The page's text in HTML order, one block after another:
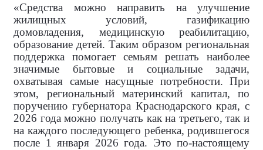
«Средства можно направить на улучшение
жилищных условий, газификацию
домовладения, медицинскую реабилитацию,
образование детей. Таким образом региональная
поддержка помогает семьям решать наиболее
значимые бытовые и социальные задачи,
охватывая самые насущные потребности. При
этом, региональный материнский капитал, по
поручению губернатора Краснодарского края, с
2026 года можно получать как на третьего, так и
на каждого последующего ребенка, родившегося
после 1 января 2026 года. Это по-настоящему